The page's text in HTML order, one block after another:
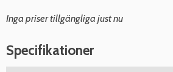
Inga priser tillgängliga just nu
Specifikationer